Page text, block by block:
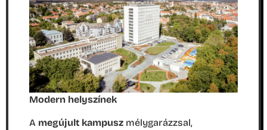
Modern helyszínek
A megújult kampusz mélygarázzsal,